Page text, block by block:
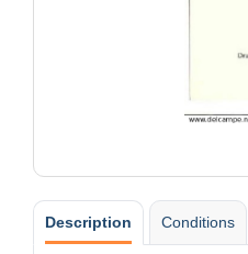
Description Conditions